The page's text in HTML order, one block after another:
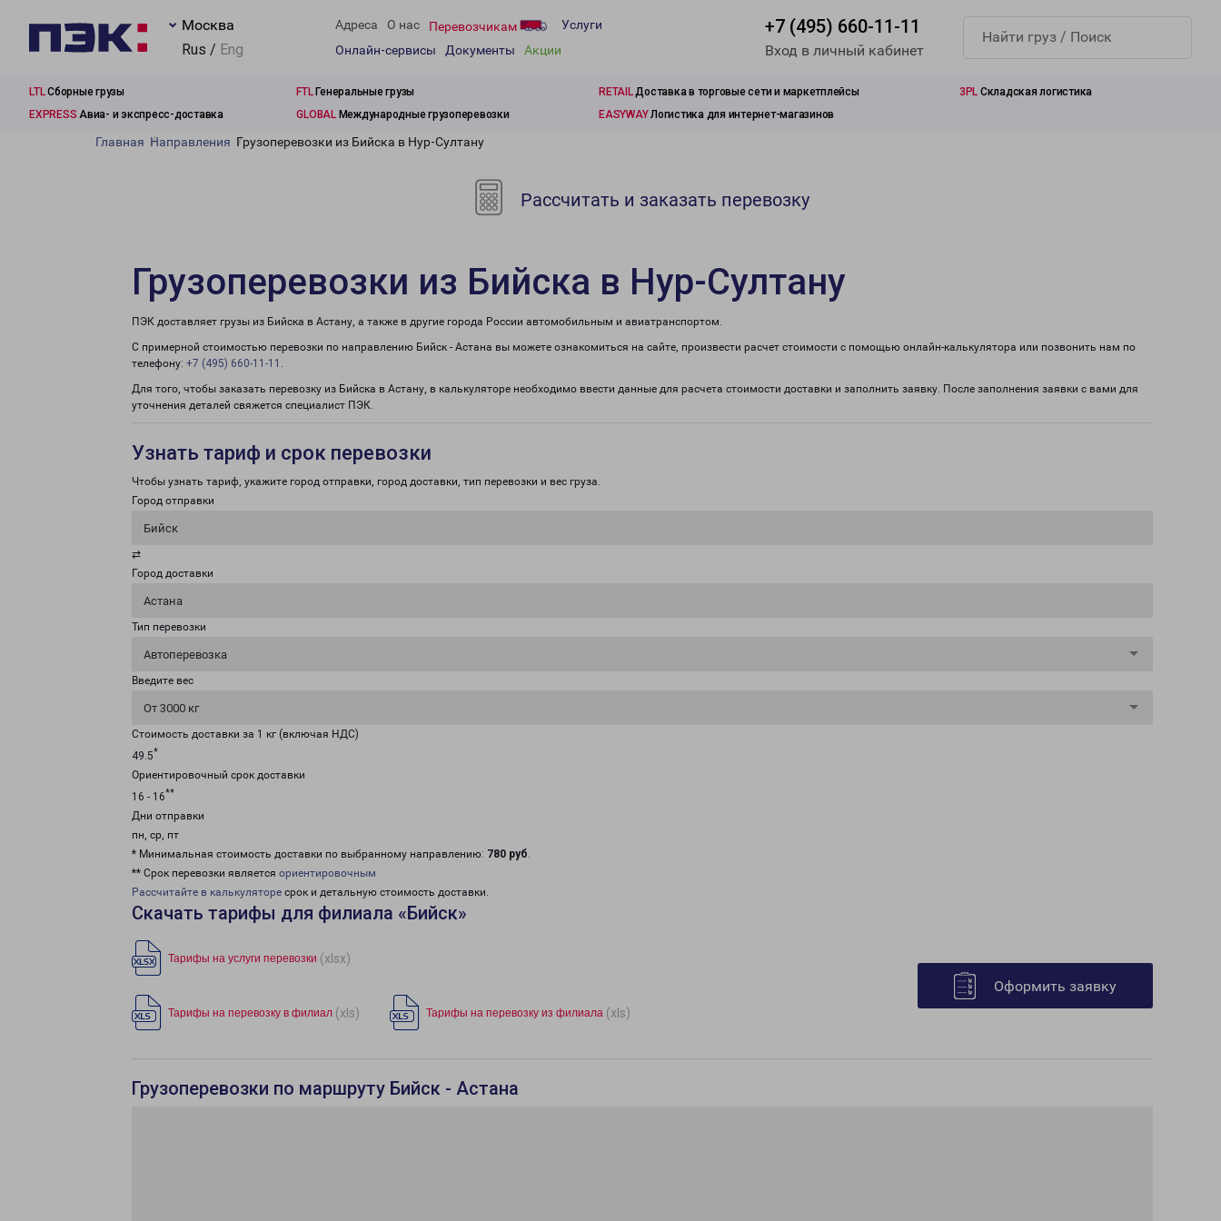
Москва
Rus / Eng
Адреса О нас Перевозчикам
Услуги
Онлайн-сервисы
Документы Акции
+7 (495) 660-11-11
Вход в личный кабинет
LTLСборные грузы FTLГенеральные грузы RETAILДоставка в торговые сети и маркетплейсы 3PL Складская логистика
EXPRESS Авиа- и экспресс-доставка GLOBALМеждународные грузоперевозки EASYWAYЛогистика для интернет-магазинов
Главная Направления Грузоперевозки из Бийска в Нур-Султану
Рассчитать и заказать перевозку
Грузоперевозки из Бийска в Нур-Султану
ПЭК доставляет грузы из Бийска в Астану, а также в другие города России автомобильным и авиатранспортом.
С примерной стоимостью перевозки по направлению Бийск - Астана вы можете ознакомиться на сайте, произвести расчет стоимости с помощью онлайн-калькулятора или позвонить нам по
телефону: +7 (495) 660-11-11 .
Для того, чтобы заказать перевозку из Бийска в Астану, в калькуляторе необходимо ввести данные для расчета стоимости доставки и заполнить заявку. После заполнения заявки с вами для
уточнения деталей свяжется специалист ПЭК.
Узнать тариф и срок перевозки
Чтобы узнать тариф, укажите город отправки, город доставки, тип перевозки и вес груза.
Город отправки
Бийск
⇄
Город доставки
Астана
Тип перевозки
Автоперевозка
Введите вес
От 3000 кг
Стоимость доставки за 1 кг (включая НДС)
49.5*
Ориентировочный срок доставки
16 - 16**
Дни отправки
пн, ср, пт
* Минимальная стоимость доставки по выбранному направлению: 780 руб.
** Срок перевозки является ориентировочным
Рассчитайте в калькуляторе срок и детальную стоимость доставки.
Скачать тарифы для филиала «Бийск»
Тарифы на услуги перевозки (xlsx)
Тарифы на перевозку в филиал (xls) Тарифы на перевозку из филиала (xls)
Оформить заявку
Грузоперевозки по маршруту Бийск - Астана